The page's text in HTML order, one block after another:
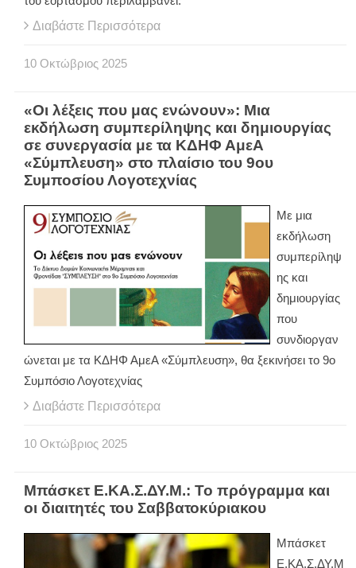
Διαβάστε Περισσότερα
10 Οκτώβριος 2025
«Οι λέξεις που μας ενώνουν»: Μια
εκδήλωση συμπερίληψης και δημιουργίας
σε συνεργασία με τα ΚΔΗΦ ΑμεΑ
«Σύμπλευση» στο πλαίσιο του 9ου
Συμποσίου Λογοτεχνίας
Με μια
εκδήλωση
συμπερίληψ
ης και
δημιουργίας
που
συνδιοργαν
ώνεται με τα ΚΔΗΦ ΑμεΑ «Σύμπλευση», θα ξεκινήσει το 9ο
Συμπόσιο Λογοτεχνίας
Διαβάστε Περισσότερα
10 Οκτώβριος 2025
Μπάσκετ Ε.ΚΑ.Σ.ΔΥ.Μ.: Το πρόγραμμα και
οι διαιτητές του Σαββατοκύριακου
Μπάσκετ
Ε.ΚΑ.Σ.ΔΥ.Μ